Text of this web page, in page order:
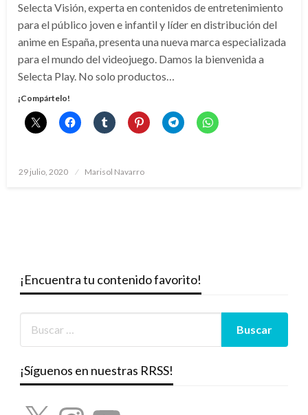
Selecta Visión, experta en contenidos de entretenimiento
para el público joven e infantil y líder en distribución del
anime en España, presenta una nueva marca especializada
para el mundo del videojuego. Damos la bienvenida a
Selecta Play. No solo productos…
¡Compártelo!
Publicado
29 julio, 2020 Marisol Navarro
¡Encuentra tu contenido favorito!
¡Síguenos en nuestras RRSS!
X InstagramYouTube